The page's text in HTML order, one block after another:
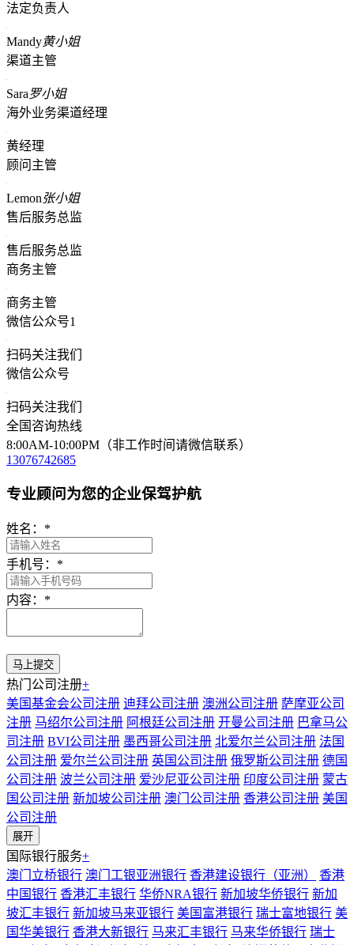
法定负责人
Mandy黄小姐
渠道主管
Sara罗小姐
海外业务渠道经理
黄经理
顾问主管
Lemon张小姐
售后服务总监
售后服务总监
商务主管
商务主管
微信公众号1
扫码关注我们
微信公众号
扫码关注我们
全国咨询热线
8:00AM-10:00PM（非工作时间请微信联系）
13076742685
专业顾问为您的企业保驾护航
姓名： *
手机号： *
内容： *
热门公司注册+
美国基金会公司注册 迪拜公司注册 澳洲公司注册 萨摩亚公司
注册 马绍尔公司注册 阿根廷公司注册 开曼公司注册 巴拿马公
司注册 BVI公司注册 墨西哥公司注册 北爱尔兰公司注册 法国
公司注册 爱尔兰公司注册 英国公司注册 俄罗斯公司注册 德国
公司注册 波兰公司注册 爱沙尼亚公司注册 印度公司注册 蒙古
国公司注册 新加坡公司注册 澳门公司注册 香港公司注册 美国
公司注册
展开
国际银行服务+
澳门立桥银行 澳门工银亚洲银行 香港建设银行（亚洲）
香港
中国银行 香港汇丰银行 华侨NRA银行 新加坡华侨银行 新加
坡汇丰银行 新加坡马来亚银行 美国富港银行 瑞士富地银行 美
国华美银行 香港大新银行 马来汇丰银行 马来华侨银行 瑞士